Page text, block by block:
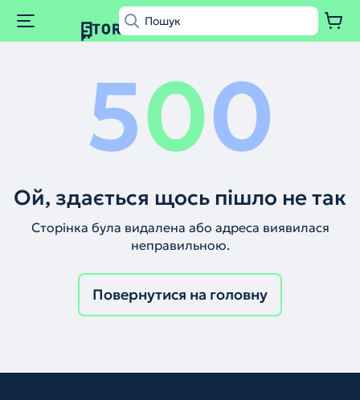
500
Ой, здається щось пішло не так
Сторінка була видалена або адреса виявилася
неправильною.
Повернутися на головну